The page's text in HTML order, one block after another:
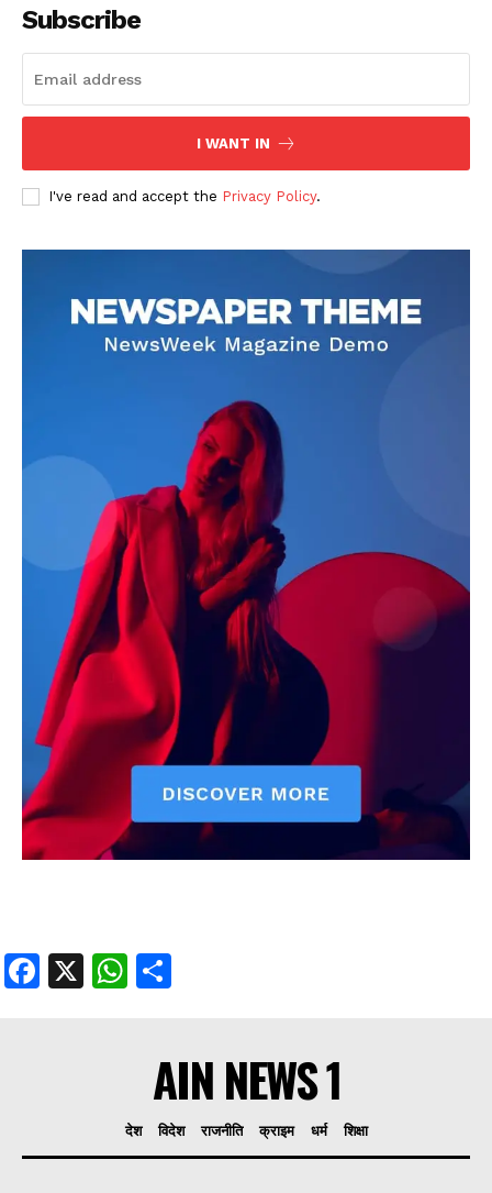
DOWNLOAD NOW
AIN NEWS 1
Contact Us
About Us
Privacy Policy
Terms of Use Agreement
Facebook
X WhatsApp
Share
Subscribe
I WANT IN
I've read and accept the Privacy Policy.
Facebook
X WhatsApp
AIN NEWS 1
देश विदेश राजनीति क्राइम धर्म शिक्षा